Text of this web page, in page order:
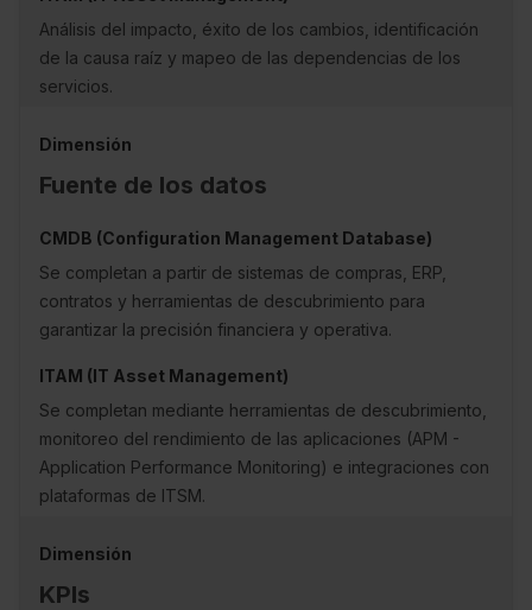
Análisis del impacto, éxito de los cambios, identificación
de la causa raíz y mapeo de las dependencias de los
servicios.
Fuente de los datos
Se completan a partir de sistemas de compras, ERP,
contratos y herramientas de descubrimiento para
garantizar la precisión financiera y operativa.
Se completan mediante herramientas de descubrimiento,
monitoreo del rendimiento de las aplicaciones (APM -
Application Performance Monitoring) e integraciones con
plataformas de ITSM.
KPIs